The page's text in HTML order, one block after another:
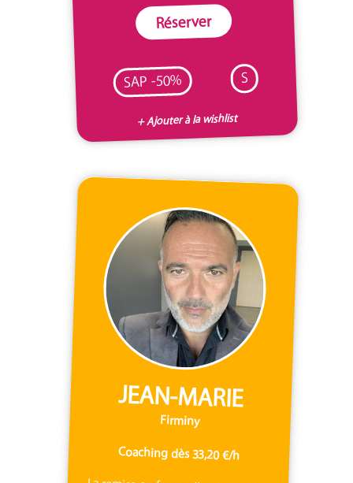
Réserver
SAP -50% S
+ Ajouter à la wishlist
JEAN-MARIE
Firminy
Coaching dès 33,20 €/h